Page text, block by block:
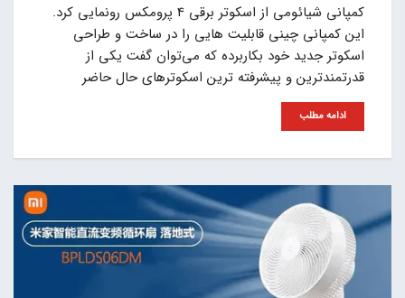
کمپانی شیائومی از اسکوتر برقی 4 پرومکس رونمایی کرد.
این کمپانی چینی قابلیت هایی را در ساخت و طراحی
اسکوتر جدید خود بکاربرده که می‌توان گفت یکی از
قدرتمندترین و پیشرفته ترین اسکوترهای حال حاضر
ادامه مطلب